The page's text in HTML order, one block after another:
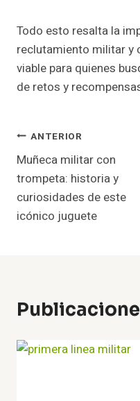
Todo esto resalta la
reclutamiento militar y
viable para quienes
de retos y
Navegación
De
Entradas
ANTERIOR
Muñeca militar con
trompeta: historia y
curiosidades de este
icónico juguete